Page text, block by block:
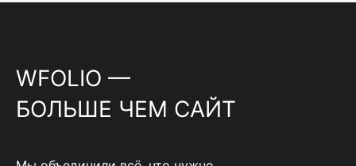
WFOLIO —
БОЛЬШЕ ЧЕМ САЙТ